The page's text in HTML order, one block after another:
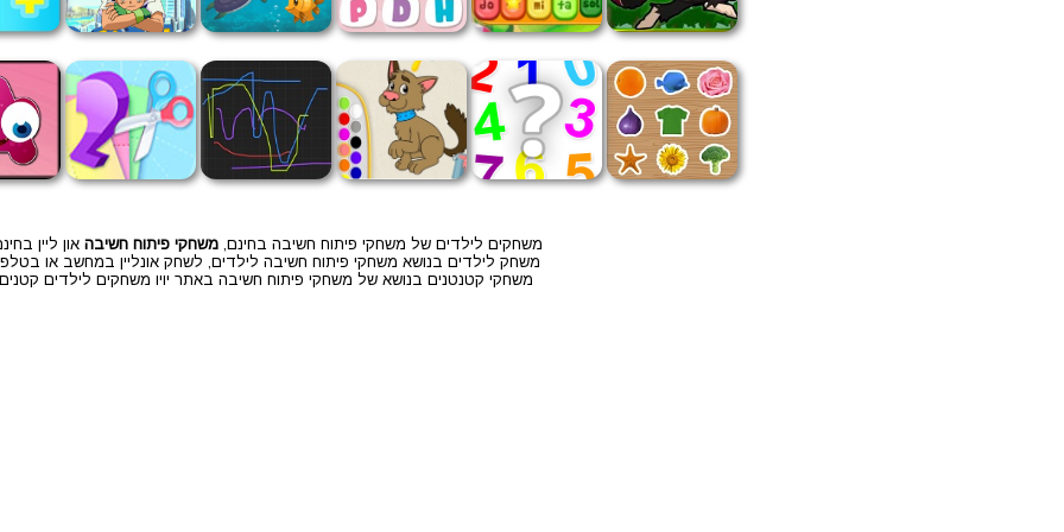
משחקים לילדים של משחקי פיתוח חשיבה בחינם, משחקי פיתוח חשיבה און ליין
משחק לילדים בנושא משחקי פיתוח חשיבה לילדים, לשחק אונליין במחשב או
משחקי קטנטנים בנושא של משחקי פיתוח חשיבה באתר יויו משחקים לילדים קטנים